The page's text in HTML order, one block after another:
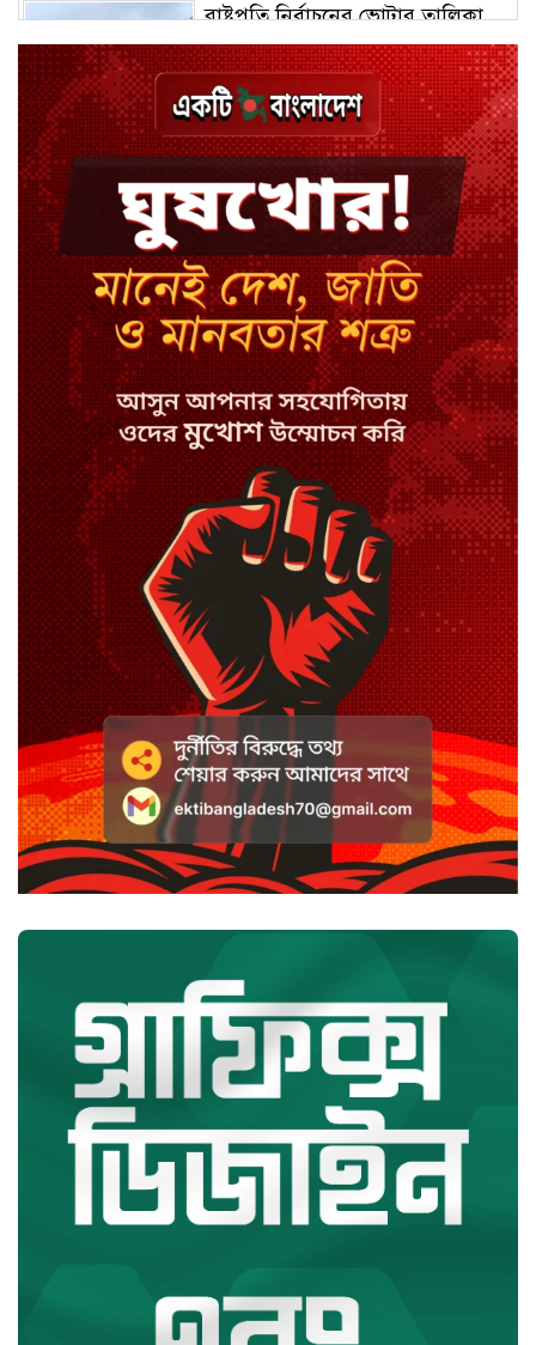
রাষ্ট্রপতি নির্বাচনের ভোটার তালিকা
ইসিতে
দেশে ফিরলে হাসিনাকে যেতে হবে
জেলে: সোহেল তাজ
খোকসায় পরিচয় নিশ্চিত করে বিএনপি
নেতার ওপর হামলা
শেখ পরিবারের সবাই নিরাপদে বাইরে,
কারাগারে দলের কর্মীরা
ইবির ৪৪ শিক্ষকের বিরুদ্ধে
রাষ্ট্রবিরোধিতার তদন্ত কমিটি
বাংলাদেশে চালু হলো থাই কফি চেইন
ক্যাফে আমাজন
হাসিনাকে সুযোগ দিয়ে সার্বভৌমত্বে
আঘাত: রিজভী